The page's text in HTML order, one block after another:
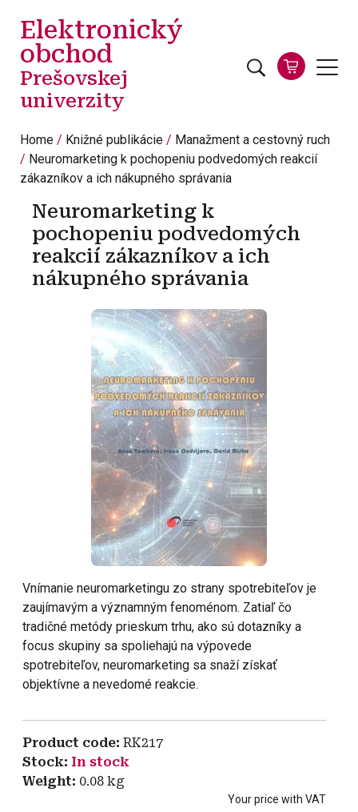
Elektronický
obchod
Prešovskej
univerzity
Home Knižné publikácie
Manažment a cestovný ruch
Neuromarketing k pochopeniu podvedomých reakcií
zákazníkov a ich nákupného správania
Neuromarketing k
pochopeniu podvedomých
reakcií zákazníkov a ich
nákupného správania
Vnímanie neuromarketingu zo strany spotrebiteľov je
zaujímavým a významným fenoménom. Zatiaľ čo
tradičné metódy prieskum trhu, ako sú dotazníky a
focus skupiny sa spoliehajú na výpovede
spotrebiteľov, neuromarketing sa snaží získať
objektívne a nevedomé reakcie.
Product code RK217
Stock In stock
Weight 0.08 kg
Your price with VAT